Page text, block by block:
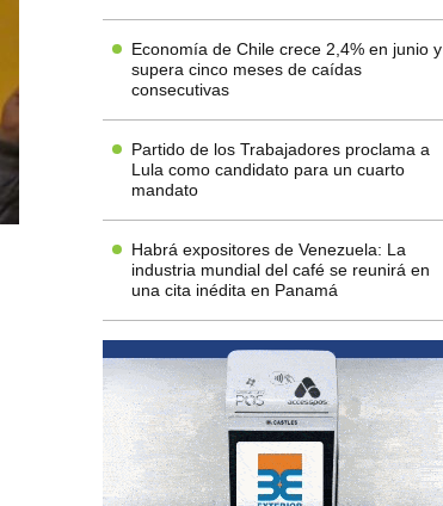
Economía de Chile crece 2,4% en junio y
supera cinco meses de caídas
consecutivas
Partido de los Trabajadores proclama a
Lula como candidato para un cuarto
mandato
Habrá expositores de Venezuela: La
industria mundial del café se reunirá en
una cita inédita en Panamá